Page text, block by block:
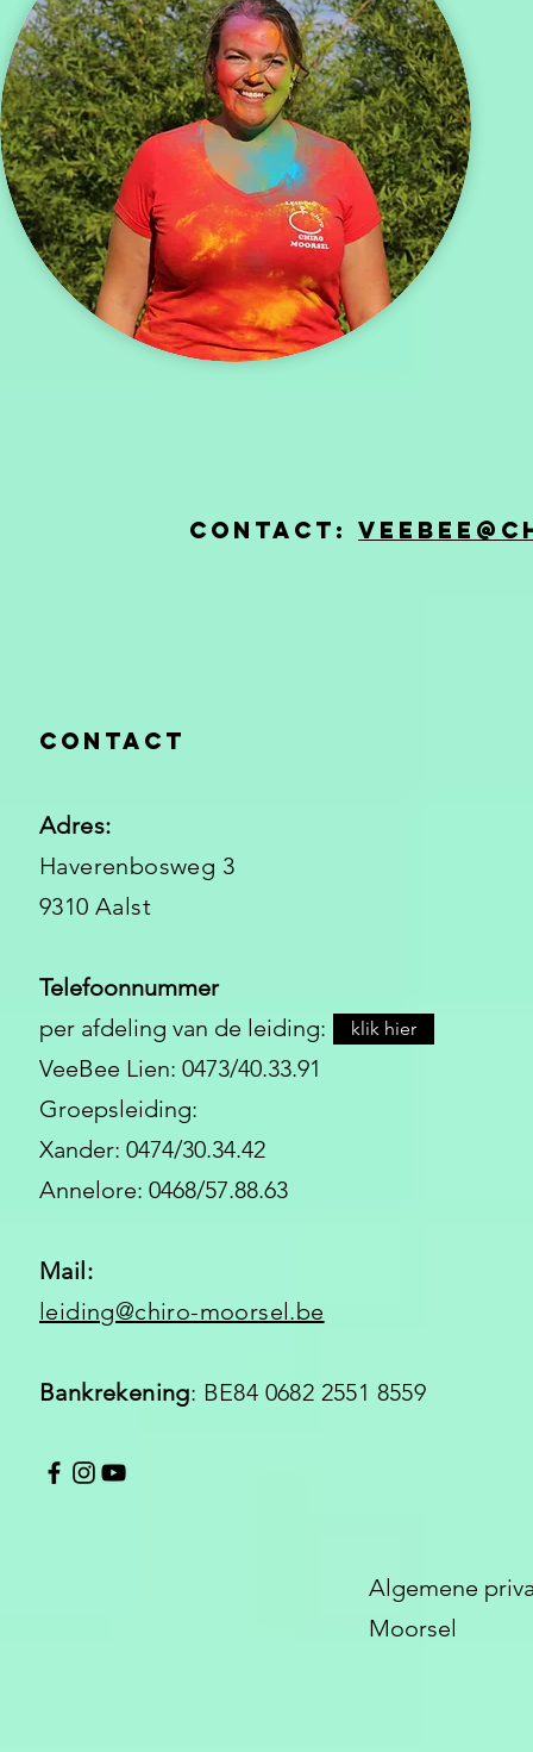
Contact:
Contact
Adres:
Haverenbosweg 3
9310 Aalst
Telefoonnummer
per afdeling van de leiding:
VeeBee Lien: 0473/40.33.91
Groepsleiding:
Xander: 0474/30.34.42
Annelore: 0468/57.88.63
Mail:
leiding@chiro-moorsel.be
Bankrekening: BE84 0682 2551 8559
klik hier
Algemene
Moorsel